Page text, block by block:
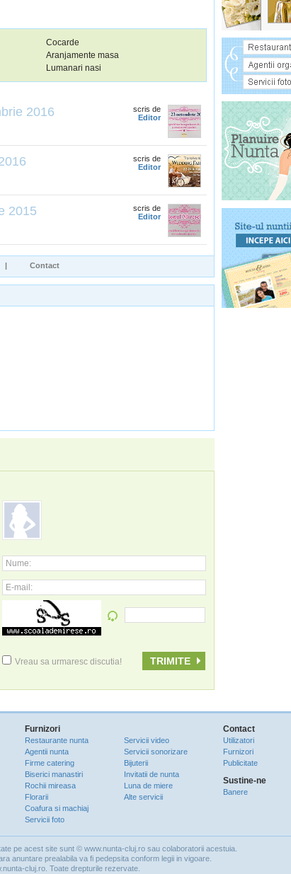
Cocarde
Aranjamente masa
Lumanari nasi
2016
scris de
Editor
scris de
Editor
2015
scris de
Editor
| Contact
Nume:
E-mail:
Vreau sa urmaresc discutia!
Furnizori
Restaurante nunta
Agentii nunta
Firme catering
Biserici manastiri
Rochii mireasa
Florarii
Coafura si machiaj
Servicii foto
Servicii video
Servicii sonorizare
Bijuterii
Invitatii de nunta
Luna de miere
Alte servicii
Contact
Utilizatori
Furnizori
Publicitate
Sustine-ne
Banere
pe acest site sunt © www.nunta-cluj.ro sau colaboratorii acestuia.
anuntare prealabila va fi pedepsita conform legii in vigoare.
cluj.ro. Toate drepturile rezervate.